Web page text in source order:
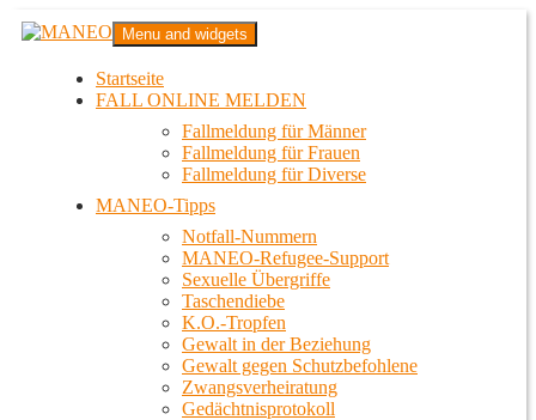
Zum
InhaltMANEO
Das schwule Anti-Gewalt-Projekt in Berlin
Menu and widgets
Startseite
FALL ONLINE MELDEN
Fallmeldung für Männer
Fallmeldung für Frauen
Fallmeldung für Diverse
MANEO-Tipps
Notfall-Nummern
MANEO-Refugee-Support
Sexuelle Übergriffe
Taschendiebe
K.O.-Tropfen
Gewalt in der Beziehung
Gewalt gegen Schutzbefohlene
Zwangsverheiratung
Gedächtnisprotokoll